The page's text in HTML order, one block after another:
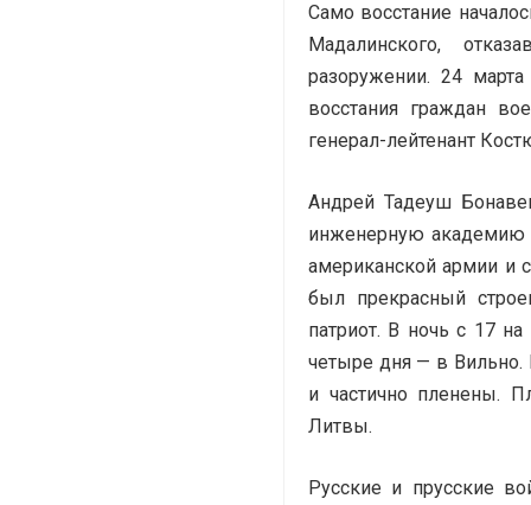
Само восстание
Мадалинского,
разоружении. 24
восстания граждан
генерал-лейтенант
Андрей Тадеуш
инженерную академию
американской армии и
был прекрасный
патриот. В ночь с 17
четыре дня — в Вильно.
и частично пленены.
Литвы.
Русские и прусские